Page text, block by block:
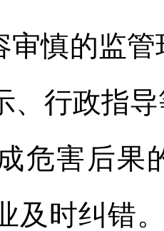
审慎的监
、行政指
危害后果
及时纠错